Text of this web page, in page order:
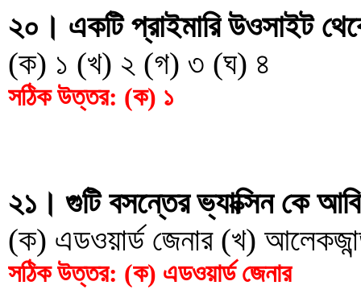
২০। একটি প্রাইমারি উওসাইট
(ক) ১ (খ) ২ (গ) ৩ (ঘ) ৪
সঠিক উত্তর: (ক) ১
২১। গুটি বসন্তের ভ্যাক্সিন কে
(ক) এডওয়ার্ড জেনার (খ)
সঠিক উত্তর: (ক) এডওয়ার্ড জেনার